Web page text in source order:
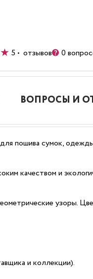
5 • отзывов 0
ВОПРОСЫ И
пошива сумок,
качеством и
узоры.
и коллекции).